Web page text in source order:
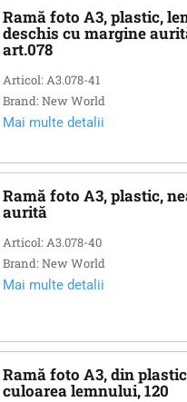
Ramă foto A3, plastic,
deschis cu margine
art.078
Articol: A3.078-41
Brand: New World
Mai multe detalii
Ramă foto A3, plastic,
aurită
Articol: A3.078-40
Brand: New World
Mai multe detalii
Ramă foto A3, din
culoarea lemnului, 120